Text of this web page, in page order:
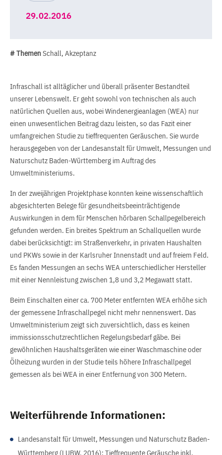
29.02.2016
# ThemenSchall, Akzeptanz
Infraschall ist alltäglicher und überall präsenter Bestandteil
unserer Lebenswelt. Er geht sowohl von technischen als auch
natürlichen Quellen aus, wobei Windenergieanlagen (WEA) nur
einen unwesentlichen Beitrag dazu leisten, so das Fazit einer
umfangreichen Studie zu tieffrequenten Geräuschen. Sie wurde
herausgegeben von der Landesanstalt für Umwelt, Messungen und
Naturschutz Baden-Württemberg im Auftrag des
Umweltministeriums.
In der zweijährigen Projektphase konnten keine wissenschaftlich
abgesichterten Belege für gesundheitsbeeinträchtigende
Auswirkungen in dem für Menschen hörbaren Schallpegelbereich
gefunden werden. Ein breites Spektrum an Schallquellen wurde
dabei berücksichtigt: im Straßenverkehr, in privaten Haushalten
und PKWs sowie in der Karlsruher Innenstadt und auf freiem Feld.
Es fanden Messungen an sechs WEA unterschiedlicher Hersteller
mit einer Nennleistung zwischen 1,8 und 3,2 Megawatt statt.
Beim Einschalten einer ca. 700 Meter entfernten WEA erhöhe sich
der gemessene Infraschallpegel nicht mehr nennenswert. Das
Umweltministerium zeigt sich zuversichtlich, dass es keinen
immissionsschutzrechtlichen Regelungsbedarf gäbe. Bei
gewöhnlichen Haushaltsgeräten wie einer Waschmaschine oder
Ölheizung wurden in der Studie teils höhere Infraschallpegel
gemessen als bei WEA in einer Entfernung von 300 Metern.
Weiterführende Informationen:
Landesanstalt für Umwelt, Messungen und Naturschutz Baden-
Württemberg (LUBW, 2016): Tieffrequente Geräusche inkl.